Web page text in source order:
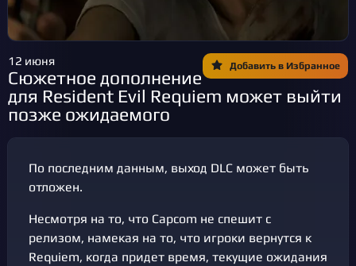
Добавить в Избранное
12 июня
Сюжетное дополнение
для Resident Evil Requiem может выйти
позже ожидаемого
По последним данным, выход DLC может быть
отложен.
Несмотря на то, что Capcom не спешит с
релизом, намекая на то, что игроки вернутся к
Requiem, когда придет время, текущие ожидания